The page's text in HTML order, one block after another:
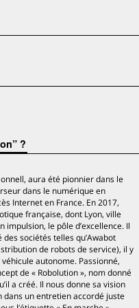
?
aura été pionnier dans le
dans le numérique en
Internet en France. En 2017,
française, dont Lyon, ville
le pôle d’excellence. Il
sociétés telles qu’Awabot
de robots de service), il y
autonome. Passionné,
de « Robolution », nom donné
a créé. Il nous donne sa vision
dans un entretien accordé juste